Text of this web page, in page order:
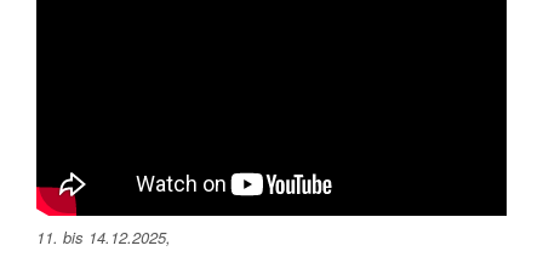
11. bis 14.12.2025,